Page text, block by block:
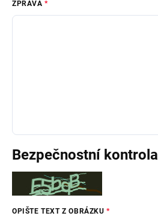
ZPRÁVA
Bezpečnostní kontrola
OPIŠTE TEXT Z OBRÁZKU